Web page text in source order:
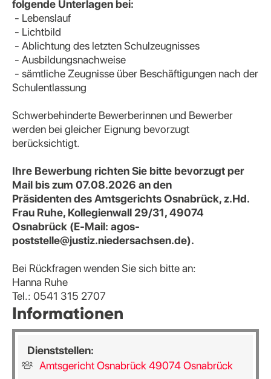
folgende Unterlagen bei:
- Lebenslauf
- Lichtbild
- Ablichtung des letzten Schulzeugnisses
- Ausbildungsnachweise
- sämtliche Zeugnisse über Beschäftigungen nach der
Schulentlassung
Schwerbehinderte Bewerberinnen und Bewerber
werden bei gleicher Eignung bevorzugt
berücksichtigt.
Ihre Bewerbung richten Sie bitte bevorzugt per
Mail bis zum 07.08.2026 an den
Präsidenten des Amtsgerichts Osnabrück, z.Hd.
Frau Ruhe, Kollegienwall 29/31, 49074
Osnabrück (E-Mail: agos-
poststelle@justiz.niedersachsen.de).
Bei Rückfragen wenden Sie sich bitte an:
Hanna Ruhe
Tel.: 0541 315 2707
Informationen
Dienststellen:
Amtsgericht Osnabrück 49074 Osnabrück